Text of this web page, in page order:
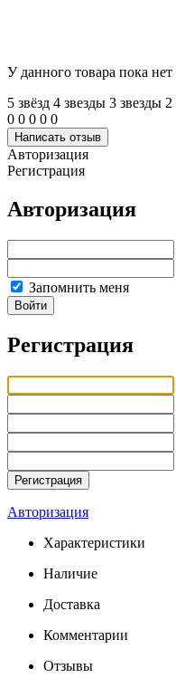
У данного товара пока нет
5 звёзд 4 звeзды 3 звeзды 2
0 0 0 0 0
Написать отзыв
Авторизация
Регистрация
Авторизация
Запомнить меня
Войти
Регистрация
Авторизация
Характеристики
Наличие
Доставка
Комментарии
Отзывы